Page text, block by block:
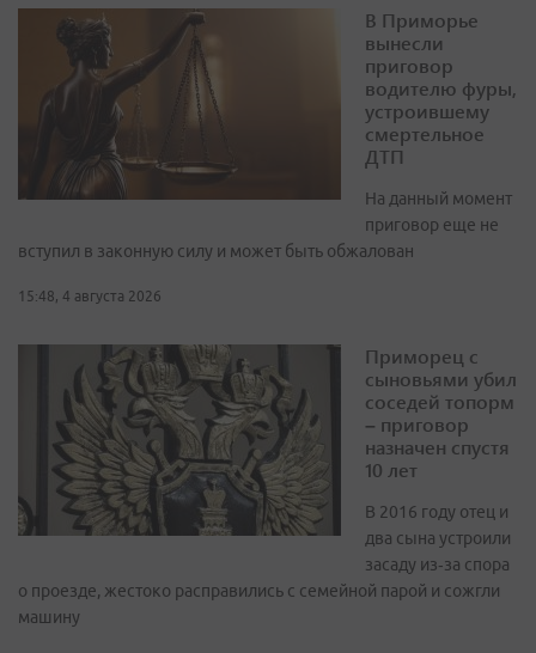
В Приморье
вынесли
приговор
водителю фуры,
устроившему
смертельное
ДТП
На данный момент
приговор еще не
вступил в законную силу и может быть обжалован
15:48, 4 августа 2026
Приморец с
сыновьями убил
соседей топорм
– приговор
назначен спустя
10 лет
В 2016 году отец и
два сына устроили
засаду из‑за спора
о проезде, жестоко расправились с семейной парой и сожгли
машину